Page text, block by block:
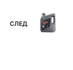
СЛЕД.